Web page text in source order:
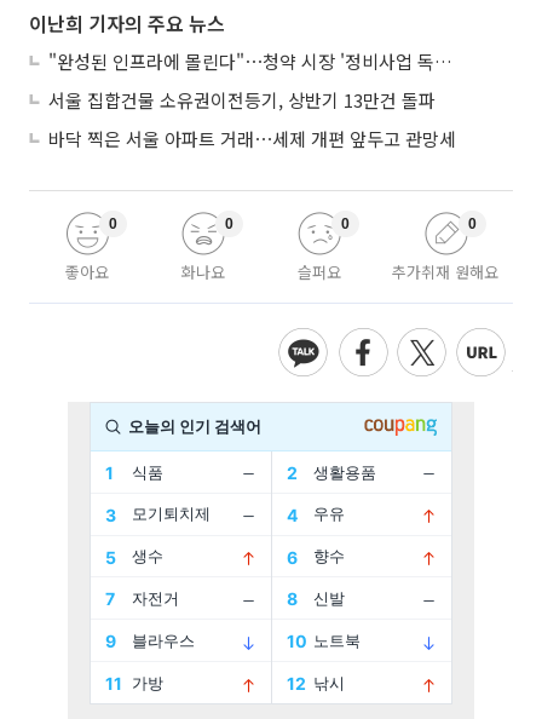
이난희 기자의 주요 뉴스
"완성된 인프라에 몰린다"⋯청약 시장 '정비사업 독주' 42배 격차
서울 집합건물 소유권이전등기, 상반기 13만건 돌파
바닥 찍은 서울 아파트 거래⋯세제 개편 앞두고 관망세
좋아요
0
화나요
0
슬퍼요
0
추가취재 원해요
0